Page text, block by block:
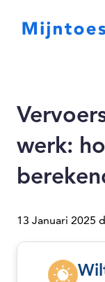
werk:
13 Januari 2025